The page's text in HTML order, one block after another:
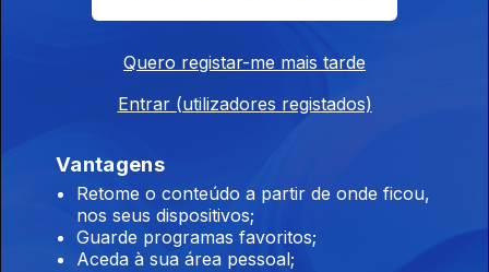
Maré Alta - Praia da Baía - Espinho
Local: Aquário Marisqueira de Espinho.
Nas tardes de domingo, nos meses de verão, visitamos praias
e pequenas povoações para escutar as histórias de quem
nelas faz férias.
Maré Alta - Gelataria Prime, Porto Covo.
Quero registar-me mais tarde
Entrar (utilizadores registados)
Vantagens
Retome o conteúdo a partir de onde ficou,
nos seus dispositivos;
Guarde programas favoritos;
Aceda à sua área pessoal;